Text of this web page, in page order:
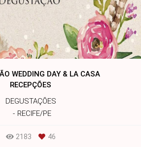
WEDDING DAY & LA CASA
RECEPÇÕES
DEGUSTAÇÕES
RECIFE/PE
2183 46